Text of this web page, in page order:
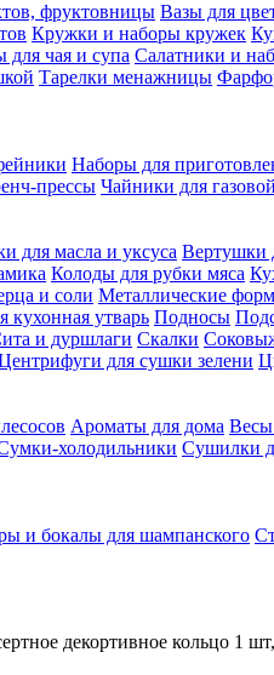
фруктовницы Вазы для
Кружки и наборы кружек
для чая и супа Салатники и
Тарелки менажницы
Наборы для
прессы Чайники для
для масла и уксуса Вертушки
Колоды для рубки мяса
и соли Металлические
кухонная утварь Подносы
и дуршлаги Скалки
для сушки зелени
Ароматы для дома
холодильники Сушилки
и бокалы для шампанского
декортивное кольцо 1